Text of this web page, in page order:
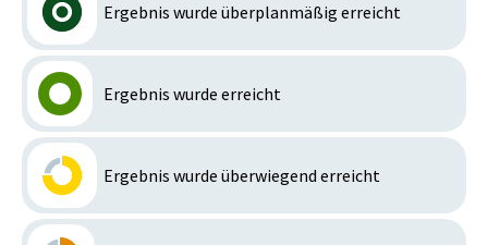
Ergebnis wurde überplanmäßig erreicht
Ergebnis wurde erreicht
Ergebnis wurde überwiegend erreicht